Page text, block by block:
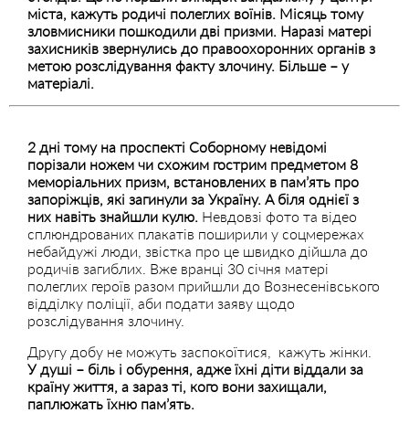
міста, кажуть родичі полеглих воїнів. Місяць тому
зловмисники пошкодили дві призми. Наразі матері
захисників звернулись до правоохоронних органів з
метою розслідування факту злочину. Більше – у
матеріалі.
2 дні тому на проспекті Соборному невідомі
порізали ножем чи схожим гострим предметом 8
меморіальних призм, встановлених в пам’ять про
запоріжців, які загинули за Україну. А біля однієї з
них навіть знайшли кулю. Невдовзі фото та відео
сплюндрованих плакатів поширили у соцмережах
небайдужі люди, звістка про це швидко дійшла до
родичів загиблих. Вже вранці 30 січня матері
полеглих героїв разом прийшли до Вознесенівського
відділку поліції, аби подати заяву щодо
розслідування злочину.
Другу добу не можуть заспокоїтися, кажуть жінки.
У душі – біль і обурення, адже їхні діти віддали за
країну життя, а зараз ті, кого вони захищали,
паплюжать їхню пам’ять.